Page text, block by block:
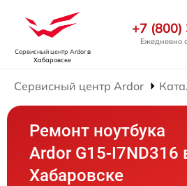
Сервисный центр Ardorв
Хабаровске
+7
Ежедневно
Сервисный центр Ardor
Ремонт ноутбука
Ardor G15-I7ND316
Хабаровске